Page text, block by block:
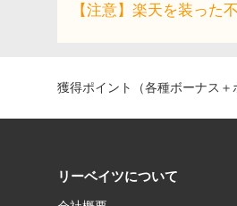
【注意】楽天を装った
獲得ポイント（各種ボーナス
リーベイツについて